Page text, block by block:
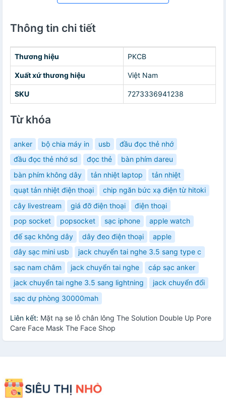
Thông tin chi tiết
Thương hiệu PKCB
Xuất xứ thương hiệu Việt Nam
SKU 7273336941238
Từ khóa
anker bộ chia máy in usb
đầu đọc thẻ nhớ
đầu đọc thẻ nhớ sd
đọc thẻ
bàn phím dareu
bàn phím không dây
tản nhiệt laptop
tản nhiệt
quạt tản nhiệt điện thoại
chip ngăn bức xạ điện từ hitoki
cây livestream
giá đỡ điện thoại
điện thoại
pop socket
popsocket sạc iphone
apple watch
đế sạc không dây
dây đeo điện thoại
apple
dây sạc mini usb
jack chuyển tai nghe 3.5 sang type c
sạc nam châm
jack chuyển tai nghe
cáp sạc anker
jack chuyển tai nghe 3.5 sang lightning
jack chuyển đổi
sạc dự phòng 30000mah
Liên kết: Mặt nạ se lỗ chân lông The Solution Double Up Pore
Care Face Mask The Face Shop